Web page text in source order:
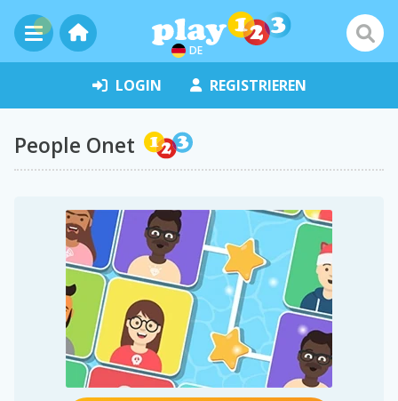
DE
LOGIN REGISTRIEREN
People Onet